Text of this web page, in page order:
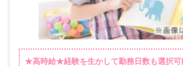
★高時給★経験を生かして勤務日数も選択可